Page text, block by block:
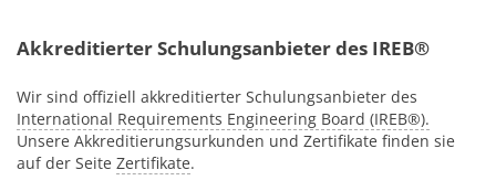
Akkreditierter Schulungsanbieter des IREB®
Wir sind offiziell akkreditierter Schulungsanbieter des
International Requirements Engineering Board (IREB®).
Unsere Akkreditierungsurkunden und Zertifikate finden sie
auf der Seite Zertifikate.